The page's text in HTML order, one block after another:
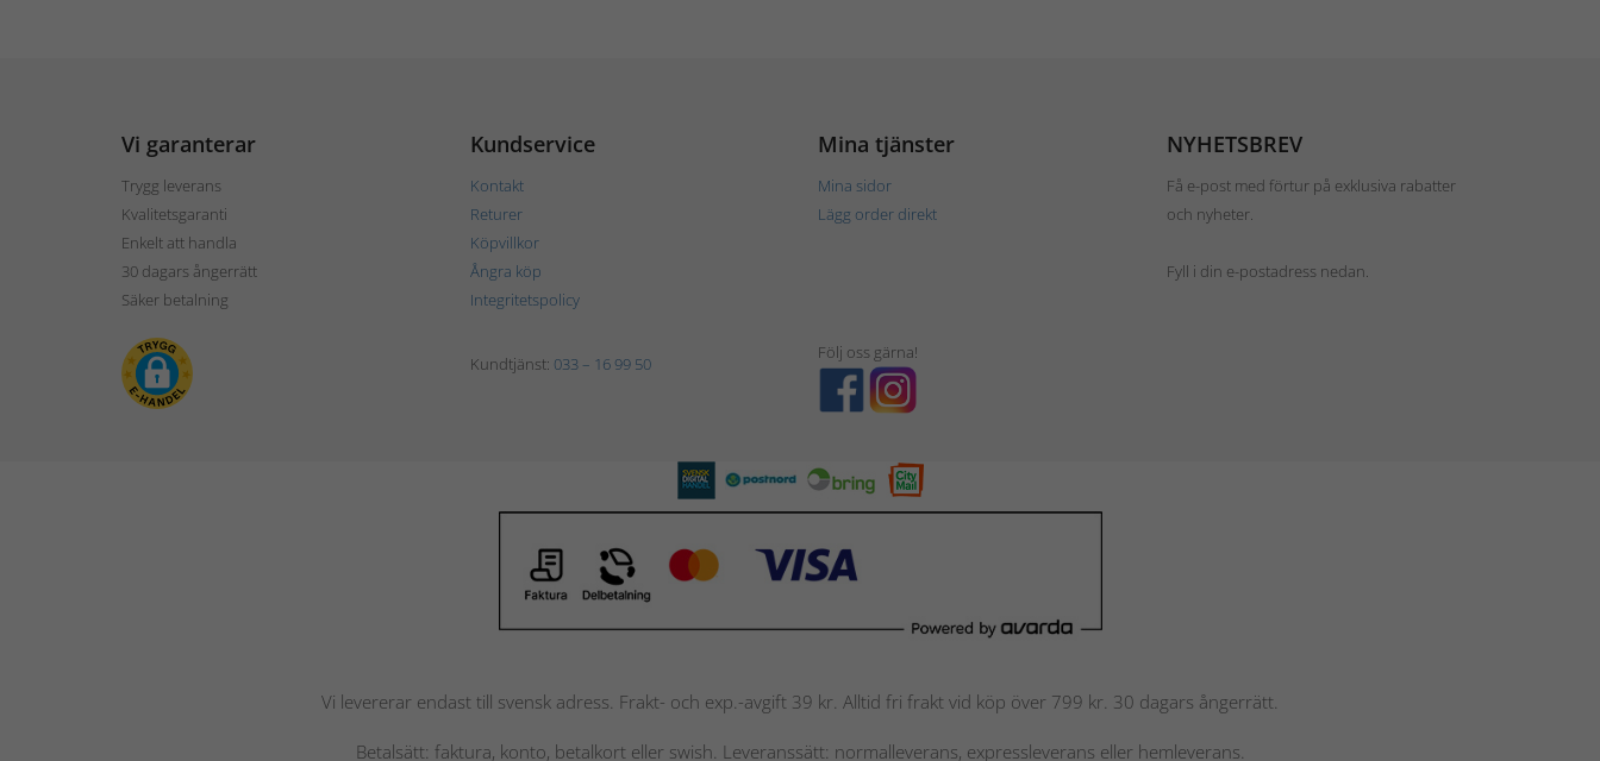
Vi garanterar
Trygg leverans
Kvalitetsgaranti
Enkelt att handla
30 dagars ångerrätt
Säker betalning
Kundservice
Kontakt
Returer
Köpvillkor
Ångra köp
Integritetspolicy
Mina tjänster
Mina sidor
Lägg order direkt
NYHETSBREV
Få e-post med förtur på exklusiva rabatter
och nyheter.
Fyll i din e-postadress nedan.
Kundtjänst: 033 – 16 99 50
Följ oss gärna!
Vi levererar endast till svensk adress. Frakt- och exp.-avgift 39 kr. Alltid fri frakt vid köp över 799 kr. 30 dagars ångerrätt.
Betalsätt: faktura, konto, betalkort eller swish. Leveranssätt: normalleverans, expressleverans eller hemleverans.